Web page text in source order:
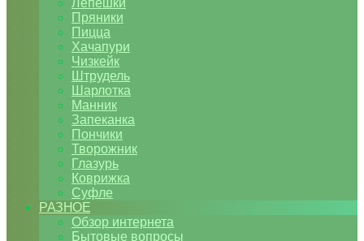
Лепешки
Пряники
Пицца
Хачапури
Чизкейк
Штрудель
Шарлотка
Манник
Запеканка
Пончики
Творожник
Глазурь
Коврижка
Суфле
РАЗНОЕ
Обзор интернета
Бытовые вопросы